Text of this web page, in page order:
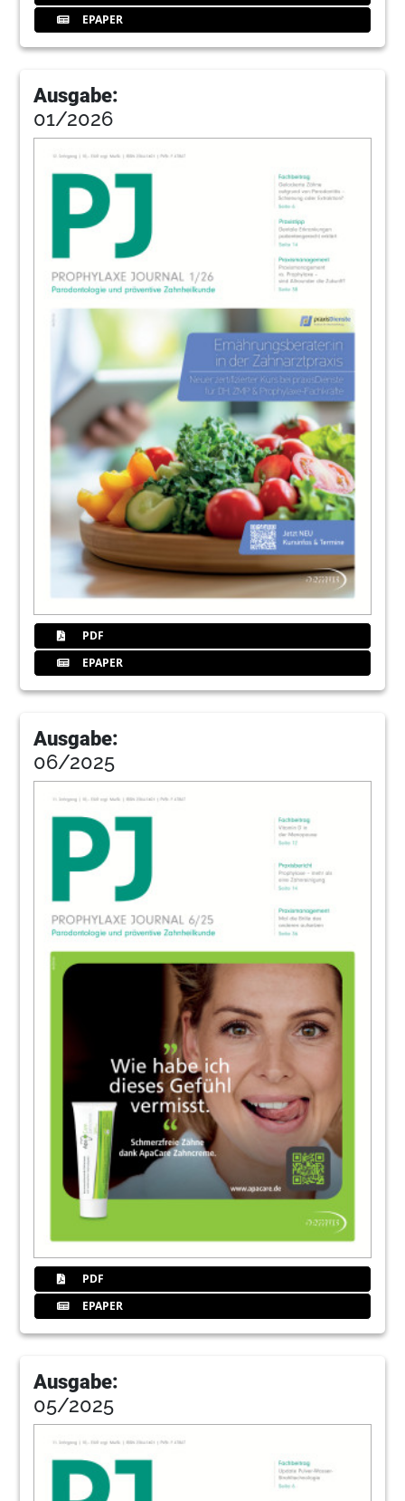
EPAPER
Ausgabe:
01/2026
PDF
EPAPER
Ausgabe:
06/2025
PDF
EPAPER
Ausgabe:
05/2025